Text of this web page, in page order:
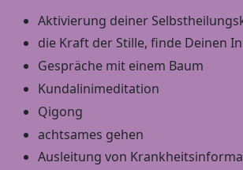
Aktivierung deiner
die Kraft der Stille, finde Deinen
Gespräche mit einem Baum
Kundalinimeditation
Qigong
achtsames gehen
Ausleitung von